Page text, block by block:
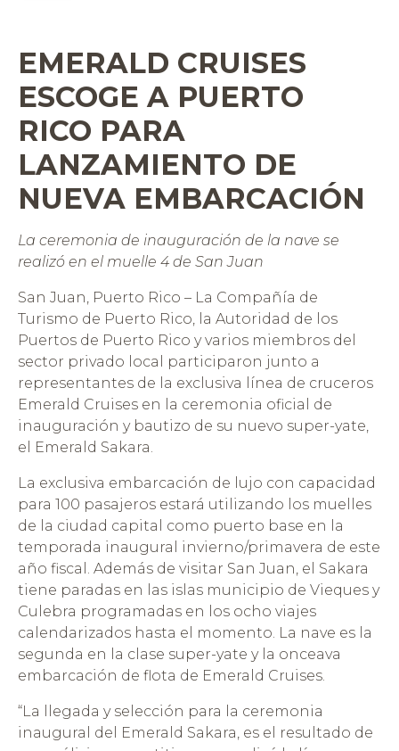
EMERALD CRUISES
ESCOGE A PUERTO
RICO PARA
LANZAMIENTO DE
NUEVA EMBARCACIÓN
La ceremonia de inauguración de la nave se
realizó en el muelle 4 de San Juan
San Juan, Puerto Rico – La Compañía de
Turismo de Puerto Rico, la Autoridad de los
Puertos de Puerto Rico y varios miembros del
sector privado local participaron junto a
representantes de la exclusiva línea de cruceros
Emerald Cruises en la ceremonia oficial de
inauguración y bautizo de su nuevo super-yate,
el Emerald Sakara.
La exclusiva embarcación de lujo con capacidad
para 100 pasajeros estará utilizando los muelles
de la ciudad capital como puerto base en la
temporada inaugural invierno/primavera de este
año fiscal. Además de visitar San Juan, el Sakara
tiene paradas en las islas municipio de Vieques y
Culebra programadas en los ocho viajes
calendarizados hasta el momento. La nave es la
segunda en la clase super-yate y la onceava
embarcación de flota de Emerald Cruises.
“La llegada y selección para la ceremonia
inaugural del Emerald Sakara, es el resultado de